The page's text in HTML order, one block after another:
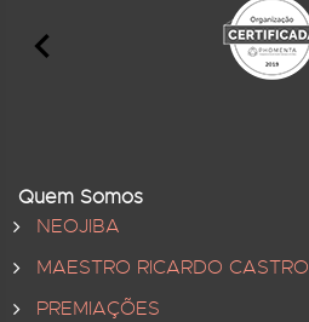
Quem Somos
NEOJIBA
MAESTRO RICARDO CASTRO
PREMIAÇÕES